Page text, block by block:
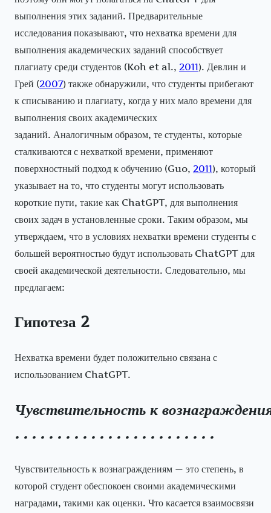
выполнения этих заданий. Предварительные
исследования показывают, что нехватка времени для
выполнения академических заданий способствует
плагиату среди студентов (Koh et al., 2011). Девлин и
Грей (2007) также обнаружили, что студенты прибегают
к списыванию и плагиату, когда у них мало времени для
выполнения своих академических
заданий. Аналогичным образом, те студенты, которые
сталкиваются с нехваткой времени, применяют
поверхностный подход к обучению (Guo, 2011), который
указывает на то, что студенты могут использовать
короткие пути, такие как ChatGPT, для выполнения
своих задач в установленные сроки. Таким образом, мы
утверждаем, что в условиях нехватки времени студенты с
большей вероятностью будут использовать ChatGPT для
своей академической деятельности. Следовательно, мы
предлагаем:
Гипотеза 2
Нехватка времени будет положительно связана с
использованием ChatGPT.
Чувствительность к
. . . . . . . . . . . . . . . . . . . . . . . .
Чувствительность к вознаграждениям — это степень, в
которой студент обеспокоен своими академическими
наградами, такими как оценки. Что касается взаимосвязи